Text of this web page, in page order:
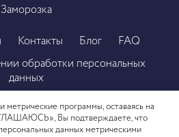
Заморозка
Контакты Блог
FAQ
обработки персональных
данных
соглашение
программы, оставаясь на
Вы подтверждаете, что
данных метрическими